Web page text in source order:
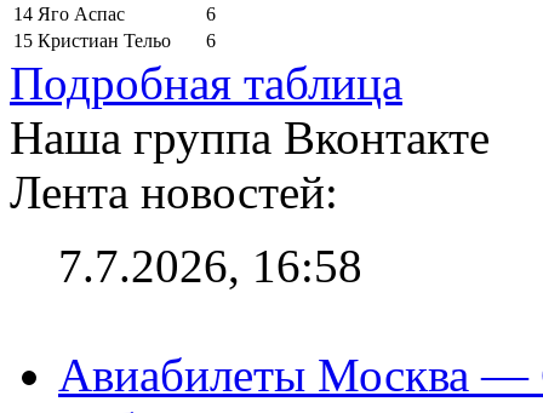
14 Яго Аспас
6
15 Кристиан Тельо 6
Подробная таблица
Наша группа Вконтакте
Лента новостей:
7.7.2026, 16:58
Авиабилеты Москва —